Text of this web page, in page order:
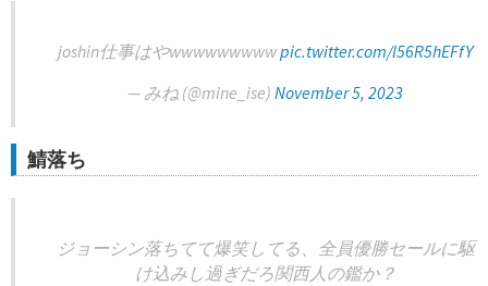
joshin仕事はやwwwwwwwwwpic.twitter.com/l56R5hEFfY
— みね (@mine_ise) November 5, 2023
鯖落ち
ジョーシン落ちてて爆笑してる、全員優勝セールに駆
け込みし過ぎだろ関西人の鑑か？